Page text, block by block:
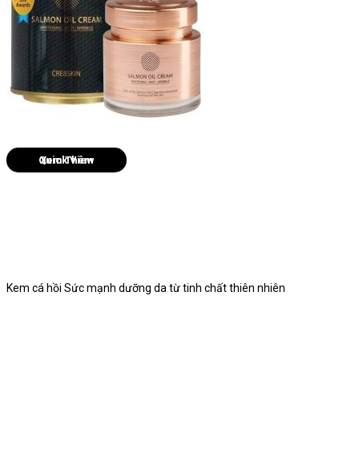
Quick View
Kem cá hồi Sức mạnh dưỡng da từ tinh chất thiên nhiên